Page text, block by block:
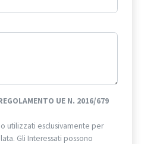
UE N. 2016/679
utilizzati esclusivamente per
Gli Interessati possono